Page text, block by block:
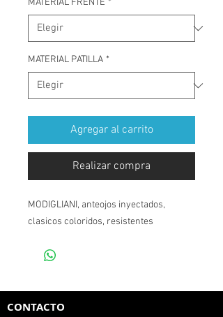
MATERIAL FRENTE *
MATERIAL PATILLA *
Agregar al carrito
Realizar compra
MODIGLIANI, anteojos inyectados,
clasicos coloridos, resistentes
CONTACTO